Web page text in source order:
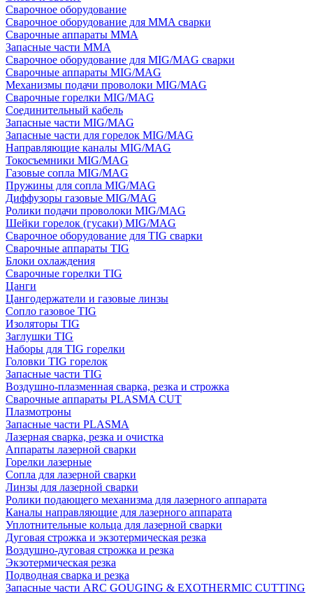
Сварочное оборудование
Сварочное оборудование для MMA сварки
Сварочные аппараты MMA
Запасные части MMA
Сварочное оборудование для MIG/MAG сварки
Сварочные аппараты MIG/MAG
Механизмы подачи проволоки MIG/MAG
Сварочные горелки MIG/MAG
Соединительный кабель
Запасные части MIG/MAG
Запасные части для горелок MIG/MAG
Направляющие каналы MIG/MAG
Токосъемники MIG/MAG
Газовые сопла MIG/MAG
Пружины для сопла MIG/MAG
Диффузоры газовые MIG/MAG
Ролики подачи проволоки MIG/MAG
Шейки горелок (гусаки) MIG/MAG
Сварочное оборудование для TIG сварки
Сварочные аппараты TIG
Блоки охлаждения
Сварочные горелки TIG
Цанги
Цангодержатели и газовые линзы
Сопло газовое TIG
Изоляторы TIG
Заглушки TIG
Наборы для TIG горелки
Головки TIG горелок
Запасные части TIG
Воздушно-плазменная сварка, резка и строжка
Сварочные аппараты PLASMA CUT
Плазмотроны
Запасные части PLASMA
Лазерная сварка, резка и очистка
Аппараты лазерной сварки
Горелки лазерные
Сопла для лазерной сварки
Линзы для лазерной сварки
Ролики подающего механизма для лазерного аппарата
Каналы направляющие для лазерного аппарата
Уплотнительные кольца для лазерной сварки
Дуговая строжка и экзотермическая резка
Воздушно-дуговая строжка и резка
Экзотермическая резка
Подводная сварка и резка
Запасные части ARC GOUGING & EXOTHERMIC CUTTING